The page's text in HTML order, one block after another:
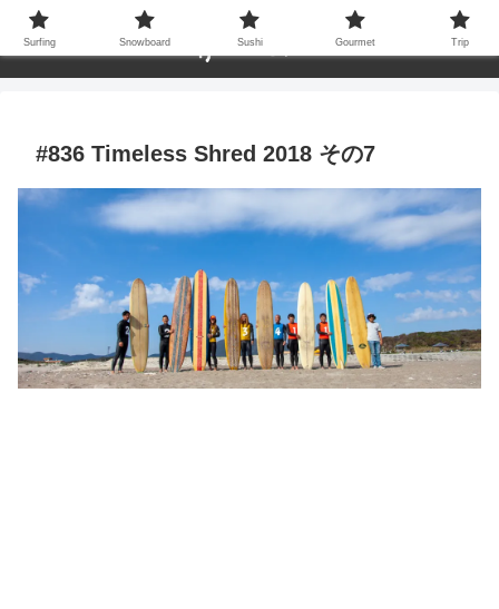
#836 Timeless Shred 2018 その7
Surfing Snowboard Sushi Gourmet Trip